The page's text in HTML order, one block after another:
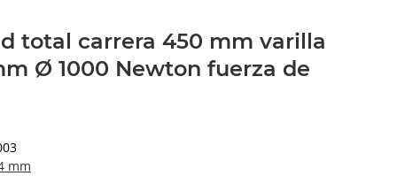
total carrera 450 mm varilla
Ø 1000 Newton fuerza de
mm